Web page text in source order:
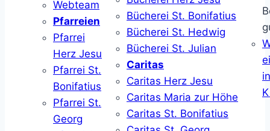
Webteam
Pfarreien
Pfarrei
Herz Jesu
Pfarrei St.
Bonifatius
Pfarrei St.
Georg
Bücherei St. Bonifatius
Bücherei St. Hedwig
Bücherei St. Julian
Caritas
Caritas Herz Jesu
Caritas Maria zur Höhe
Caritas St. Bonifatius